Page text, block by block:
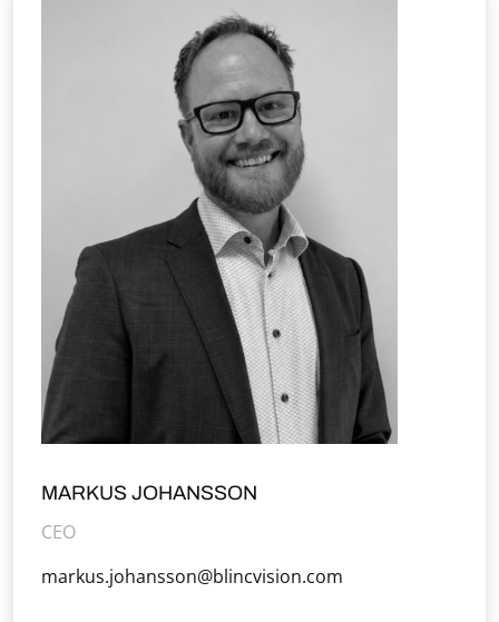
MARKUS JOHANSSON
CEO
markus.johansson@blincvision.com